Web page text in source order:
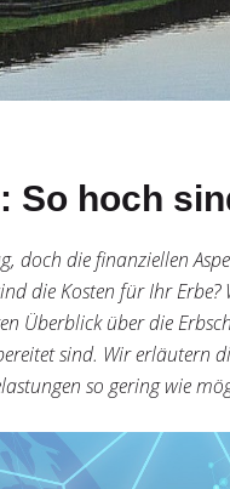
hoch
doch die finanziellen
die Kosten für Ihr
Überblick über die
sind. Wir erläutern
so gering wie